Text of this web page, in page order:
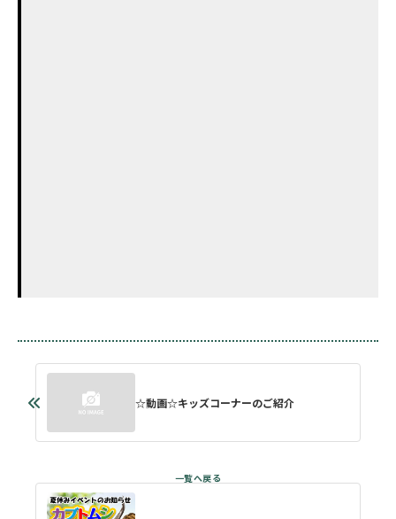
☆動画☆キッズコーナーのご紹介